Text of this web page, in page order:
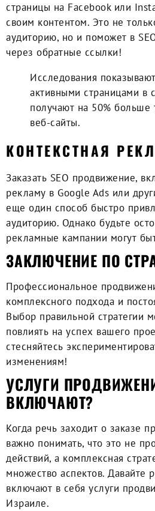
страницы на Facebook или
своим контентом. Это не
аудиторию, но и поможет в
через обратные ссылки!
Исследования
активными страницами в
получают на 50% больше
веб-сайты.
КОНТЕКСТНАЯ
Заказать SEO продвижение,
рекламу в Google Ads или
еще один способ быстро
аудиторию. Однако будьте
рекламные кампании могут
ЗАКЛЮЧЕНИЕ ПО
Профессиональное
комплексного подхода и
Выбор правильной стратегии
повлиять на успех вашего
стесняйтесь
изменениям!
УСЛУГИ
ВКЛЮЧАЮТ?
Когда речь заходит о заказе
важно понимать, что это не
действий, а комплексная
множество аспектов. Давайте
включают в себя услуги
Израиле.